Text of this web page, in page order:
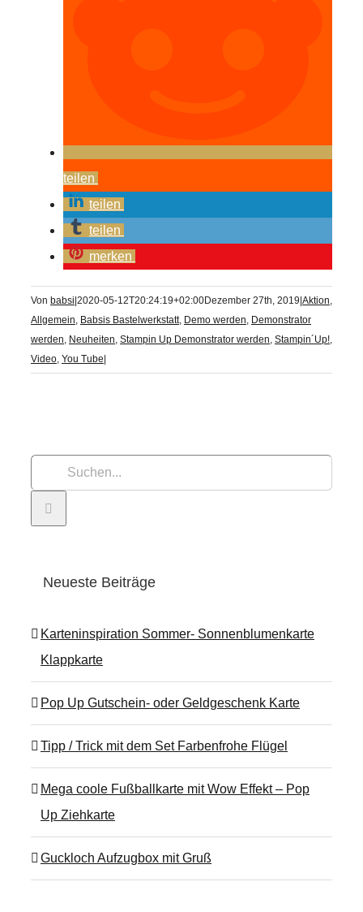
teilen
teilen
teilen
merken
Von babsi|2020-05-12T20:24:19+02:00Dezember 27th, 2019|Aktion
Allgemein Babsis Bastelwerkstatt, Demo werden Demonstrator
werden Neuheiten Stampin Up Demonstrator werden Stampin´Up!
Video You Tube|
nach:
Neueste Beiträge
Karteninspiration Sommer- Sonnenblumenkarte
Klappkarte
Pop Up Gutschein- oder Geldgeschenk Karte
Tipp / Trick mit dem Set Farbenfrohe Flügel
Mega coole Fußballkarte mit Wow Effekt – Pop
Up Ziehkarte
Guckloch Aufzugbox mit Gruß